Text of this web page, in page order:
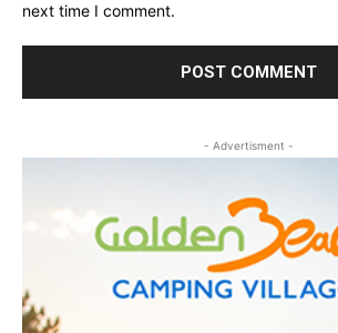
next time I comment.
- Advertisment -